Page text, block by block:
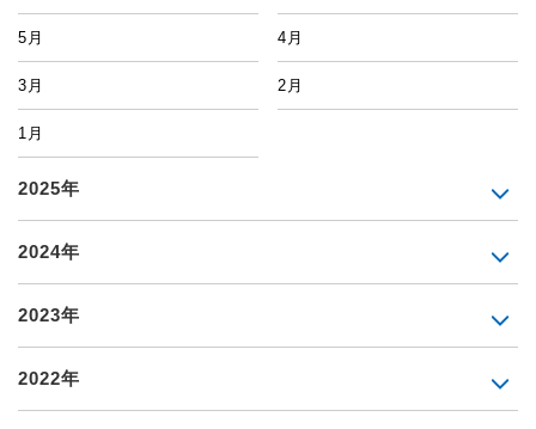
5月 4月
3月 2月
1月
2025年
2024年
2023年
2022年